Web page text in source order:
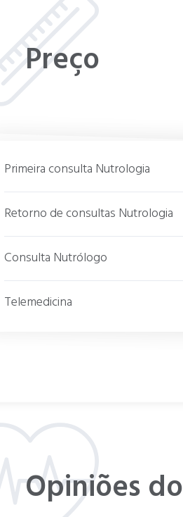
Preço
Primeira consulta Nutrologia
Retorno de consultas Nutrologia
Consulta Nutrólogo
Telemedicina
Opiniões